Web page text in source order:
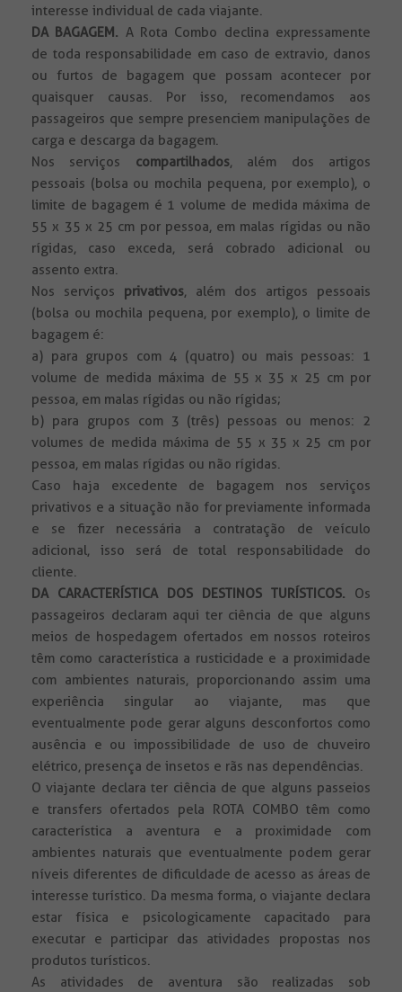
interesse individual de cada viajante.
DA BAGAGEM. A Rota Combo declina expressamente
de toda responsabilidade em caso de extravio, danos
ou furtos de bagagem que possam acontecer por
quaisquer causas. Por isso, recomendamos aos
passageiros que sempre presenciem manipulações de
carga e descarga da bagagem.
Nos serviços compartilhados, além dos artigos
pessoais (bolsa ou mochila pequena, por exemplo), o
limite de bagagem é 1 volume de medida máxima de
55 x 35 x 25 cm por pessoa, em malas rígidas ou não
rígidas, caso exceda, será cobrado adicional ou
assento extra.
Nos serviços privativos, além dos artigos pessoais
(bolsa ou mochila pequena, por exemplo), o limite de
bagagem é:
a) para grupos com 4 (quatro) ou mais pessoas: 1
volume de medida máxima de 55 x 35 x 25 cm por
pessoa, em malas rígidas ou não rígidas;
b) para grupos com 3 (três) pessoas ou menos: 2
volumes de medida máxima de 55 x 35 x 25 cm por
pessoa, em malas rígidas ou não rígidas.
Caso haja excedente de bagagem nos serviços
privativos e a situação não for previamente informada
e se fizer necessária a contratação de veículo
adicional, isso será de total responsabilidade do
cliente.
DA CARACTERÍSTICA DOS DESTINOS TURÍSTICOS. Os
passageiros declaram aqui ter ciência de que alguns
meios de hospedagem ofertados em nossos roteiros
têm como característica a rusticidade e a proximidade
com ambientes naturais, proporcionando assim uma
experiência singular ao viajante, mas que
eventualmente pode gerar alguns desconfortos como
ausência e ou impossibilidade de uso de chuveiro
elétrico, presença de insetos e rãs nas dependências.
O viajante declara ter ciência de que alguns passeios
e transfers ofertados pela ROTA COMBO têm como
característica a aventura e a proximidade com
ambientes naturais que eventualmente podem gerar
níveis diferentes de dificuldade de acesso as áreas de
interesse turístico. Da mesma forma, o viajante declara
estar física e psicologicamente capacitado para
executar e participar das atividades propostas nos
produtos turísticos.
As atividades de aventura são realizadas sob